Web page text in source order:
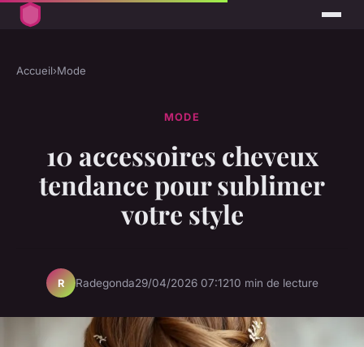
Accueil›Mode
MODE
10 accessoires cheveux
tendance pour sublimer
votre style
R Radegonda29/04/2026 07:1210 min de lecture